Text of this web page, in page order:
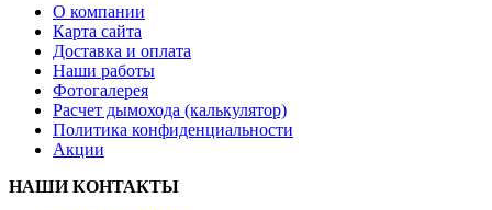
О компании
Карта сайта
Доставка и оплата
Наши работы
Фотогалерея
Расчет дымохода (калькулятор)
Политика конфиденциальности
Акции
НАШИ КОНТАКТЫ